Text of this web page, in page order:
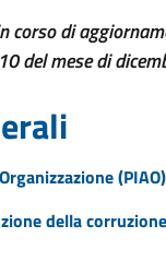
corso di
del mese di
(PIAO)
della